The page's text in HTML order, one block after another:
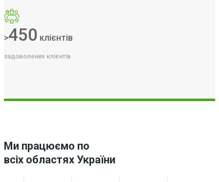
>450 клієнтів
задоволених клієнтів
Ми працюємо по
всіх областях України